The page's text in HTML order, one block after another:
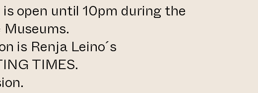
open until 10pm during the
is Renja Leino´s
TIMES.